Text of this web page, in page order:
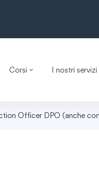
Corsi I nostri servizi
Officer DPO (anche